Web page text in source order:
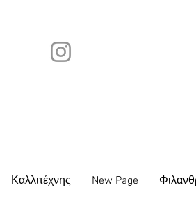
Καλλιτέχνης New Page